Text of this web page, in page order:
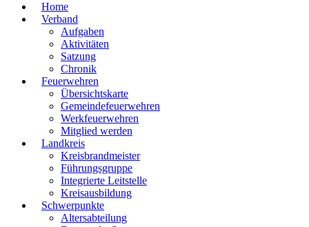
Home
Verband
Aufgaben
Aktivitäten
Satzung
Chronik
Feuerwehren
Übersichtskarte
Gemeindefeuerwehren
Werkfeuerwehren
Mitglied werden
Landkreis
Kreisbrandmeister
Führungsgruppe
Integrierte Leitstelle
Kreisausbildung
Schwerpunkte
Altersabteilung